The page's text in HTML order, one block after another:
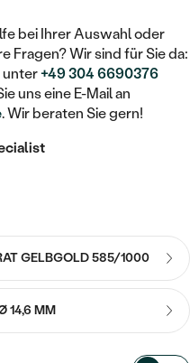
EINFASSEN
bei Ihrer Auswahl oder
Fragen? Wir sind für Sie da:
unter+49 304 6690376
uns eine E-Mail an
. Wir beraten Sie gern!
GELBGOLD 585/1000
14,6 MM